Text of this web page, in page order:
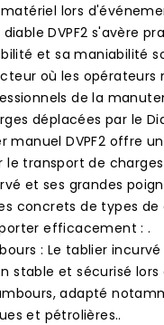
lors
DVPF2 s'avère
et sa maniabilité
où les opérateurs
de la
déplacées par le
manuel DVPF2 offre
le transport de
et ses grandes
concrets de types de
efficacement : .
: Le tablier incurvé
stable et sécurisé lors
adapté
et pétrolières..